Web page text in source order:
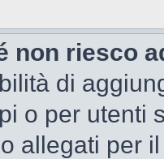
non riesco
di
o per utenti
allegati per